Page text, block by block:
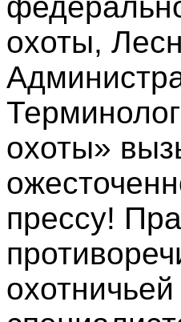
охоты,
охоты»
прессу!